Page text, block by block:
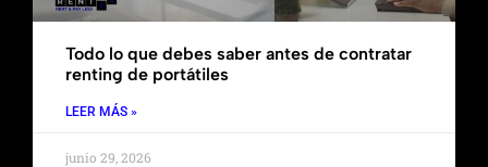
Todo lo que debes saber antes de contratar
renting de portátiles
LEER MÁS »
junio 29, 2026